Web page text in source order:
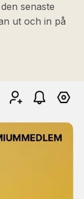
senaste
ut och in på